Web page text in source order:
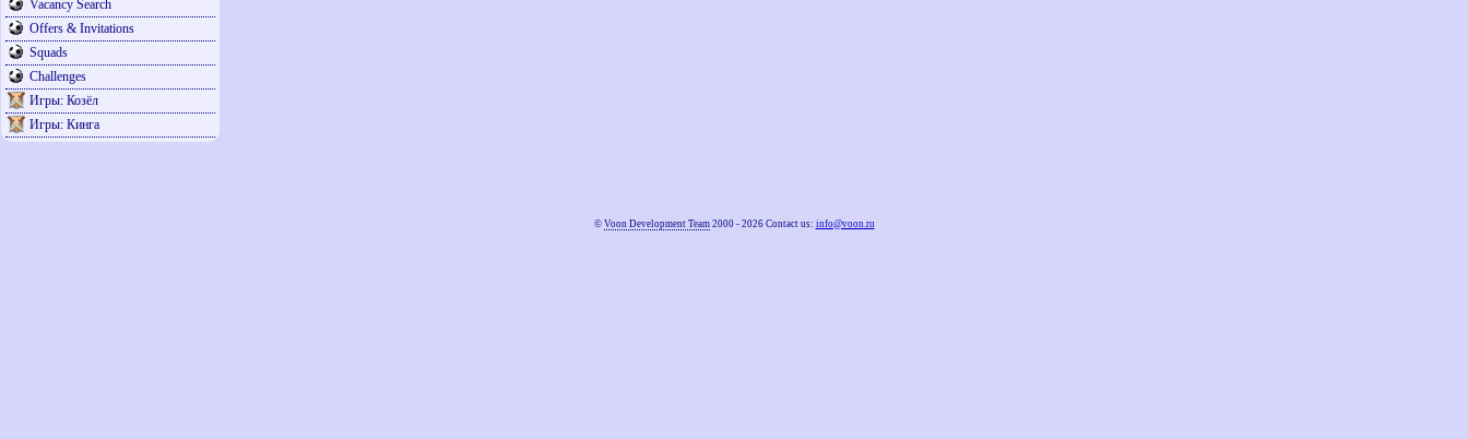
Vacancy Search
Offers & Invitations
Squads
Challenges
Игры: Козёл
Игры: Кинга
© Voon Development Team2000 - 2026 Contact us: info@voon.ru